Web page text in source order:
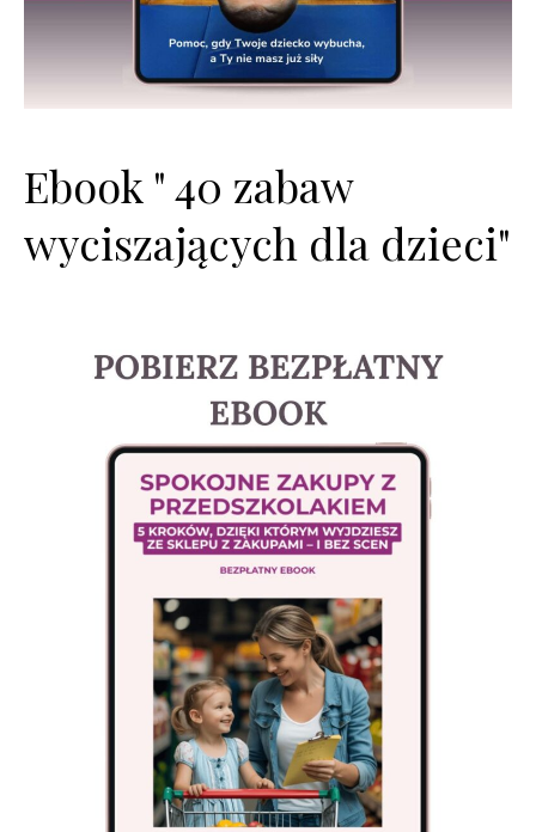
Ebook " 40 zabaw
wyciszających dla dzieci"